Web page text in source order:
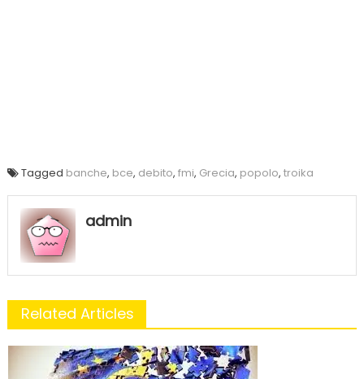
Tagged banche, bce, debito, fmi, Grecia, popolo, troika
admin
Related Articles